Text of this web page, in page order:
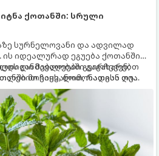
ქოთანში: სრული
სურნელოვანი და ადვილად
იდეალურად ეგუება ქოთანში
მებაღეები გვირჩევენ,
მოვიყვანოთ, რადგან ღია
ის ფესვებით ძალიან
მცენარეებს ავიწროებს.
განმავლობაში გაგახარებთ
ჩაის, ლიმონათისა თუ